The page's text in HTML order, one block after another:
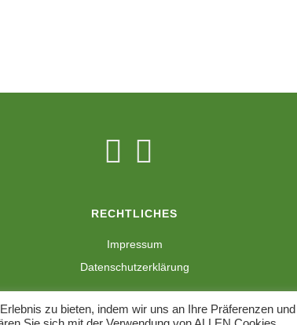
RECHTLICHES
Impressum
Datenschutzerklärung
zu bieten, indem wir uns an Ihre Präferenzen und